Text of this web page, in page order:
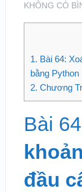
KHÔNG CÓ
1. Bài 64:
bằng Python
2. Chương
Bài
đầu